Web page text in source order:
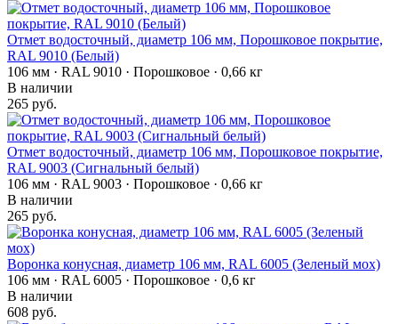
Отмет водосточный, диаметр 106 мм, Порошковое покрытие,
RAL 9010 (Белый)
106 мм · RAL 9010 · Порошковое · 0,66 кг
В наличии
265 руб.
Отмет водосточный, диаметр 106 мм, Порошковое покрытие,
RAL 9003 (Сигнальный белый)
106 мм · RAL 9003 · Порошковое · 0,66 кг
В наличии
265 руб.
Воронка конусная, диаметр 106 мм, RAL 6005 (Зеленый мох)
106 мм · RAL 6005 · Порошковое · 0,6 кг
В наличии
608 руб.